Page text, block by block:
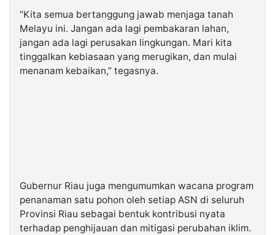
“Kita semua bertanggung jawab menjaga tanah
Melayu ini. Jangan ada lagi pembakaran lahan,
jangan ada lagi perusakan lingkungan. Mari kita
tinggalkan kebiasaan yang merugikan, dan mulai
menanam kebaikan,” tegasnya.
Gubernur Riau juga mengumumkan wacana program
penanaman satu pohon oleh setiap ASN di seluruh
Provinsi Riau sebagai bentuk kontribusi nyata
terhadap penghijauan dan mitigasi perubahan iklim.